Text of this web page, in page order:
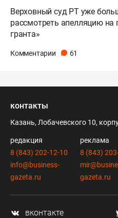
Верховный суд РТ уже
рассмотреть апелляцию на
гранта»
Комментарии 61
контакты
Казань, Лобачевского 10,
редакция
8 (843) 202-12-10
info@business-
gazeta.ru
реклама
8 (843)
gazeta.ru
вконтакте